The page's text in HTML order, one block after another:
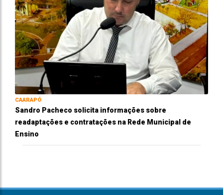
CAARAPÓ
Sandro Pacheco solicita informações sobre
readaptações e contratações na Rede Municipal de
Ensino